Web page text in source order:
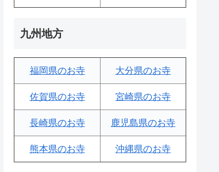
九州地方
福岡県のお寺 大分県のお寺
佐賀県のお寺 宮崎県のお寺
長崎県のお寺 鹿児島県のお寺
熊本県のお寺 沖縄県のお寺